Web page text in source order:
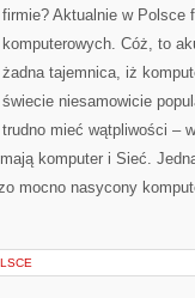
firmie? Aktualnie w Polsce
komputerowych. Cóż, to
żadna tajemnica, iż
świecie niesamowicie
trudno mieć wątpliwości –
komputer i Sieć.
mocno nasycony